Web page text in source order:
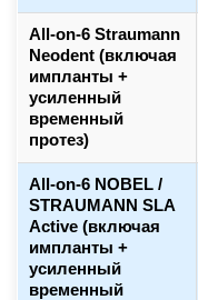
All-on-6 Straumann
Neodent (включая
импланты +
усиленный
временный
протез)
All-on-6 NOBEL /
STRAUMANN SLA
Active (включая
импланты +
усиленный
временный